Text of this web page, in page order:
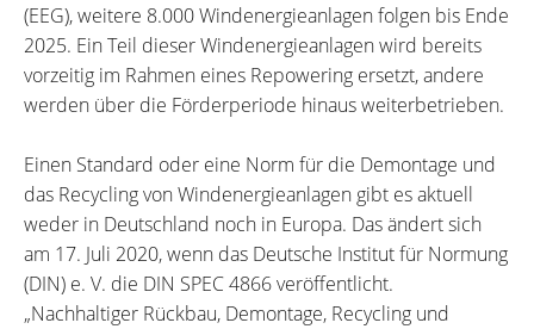
(EEG), weitere 8.000 Windenergieanlagen folgen bis Ende
2025. Ein Teil dieser Windenergieanlagen wird bereits
vorzeitig im Rahmen eines Repowering ersetzt, andere
werden über die Förderperiode hinaus weiterbetrieben.
Einen Standard oder eine Norm für die Demontage und
das Recycling von Windenergieanlagen gibt es aktuell
weder in Deutschland noch in Europa. Das ändert sich
am 17. Juli 2020, wenn das Deutsche Institut für Normung
(DIN) e. V. die DIN SPEC 4866 veröffentlicht.
„Nachhaltiger Rückbau, Demontage, Recycling und